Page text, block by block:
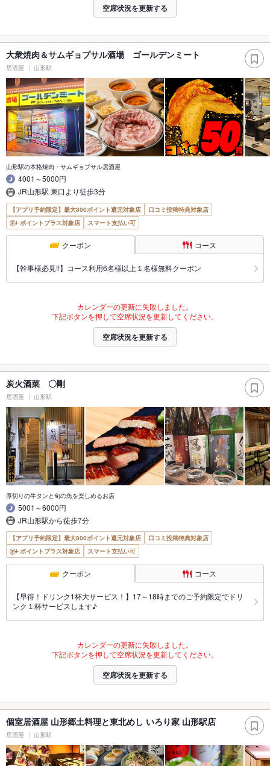
空席状況を更新する
大衆焼肉＆サムギョプサル酒場 ゴールデンミート
居酒屋 山形駅
山形駅の本格焼肉・サムギョプサル居酒屋
4001～5000円
JR山形駅 東口より徒歩3分
【アプリ予約限定】最大800ポイント還元対象店
口コミ投稿特典対象店
ポイントプラス対象店
スマート支払い可
クーポン コース
【幹事様必見!!】コース利用6名様以上１名様無料クーポン
カレンダーの更新に失敗しました。
下記ボタンを押して空席状況を更新してください。
空席状況を更新する
炭火酒菜 〇剛
居酒屋 山形駅
厚切りの牛タンと旬の魚を楽しめるお店
5001～6000円
JR山形駅から徒歩7分
【アプリ予約限定】最大800ポイント還元対象店
口コミ投稿特典対象店
ポイントプラス対象店
スマート支払い可
クーポン コース
【早得！ドリンク1杯大サービス！】17～18時までのご予約限定でドリ
ンク１杯サービスします♪
カレンダーの更新に失敗しました。
下記ボタンを押して空席状況を更新してください。
空席状況を更新する
個室居酒屋 山形郷土料理と東北めし いろり家 山形駅店
居酒屋 山形駅